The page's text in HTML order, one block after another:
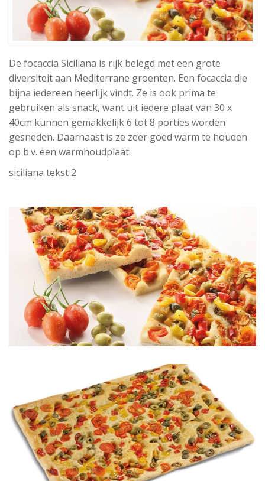
De focaccia Siciliana is rijk belegd met een grote
diversiteit aan Mediterrane groenten. Een focaccia die
bijna iedereen heerlijk vindt. Ze is ook prima te
gebruiken als snack, want uit iedere plaat van 30 x
40cm kunnen gemakkelijk 6 tot 8 porties worden
gesneden. Daarnaast is ze zeer goed warm te houden
op b.v. een warmhoudplaat.
siciliana tekst 2